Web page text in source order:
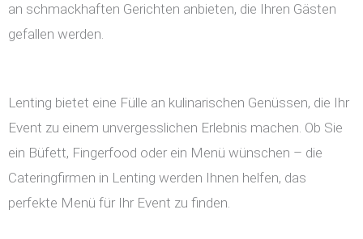
an schmackhaften Gerichten anbieten, die Ihren Gästen
gefallen werden.
Lenting bietet eine Fülle an kulinarischen Genüssen, die Ihr
Event zu einem unvergesslichen Erlebnis machen. Ob Sie
ein Büfett, Fingerfood oder ein Menü wünschen – die
Cateringfirmen in Lenting werden Ihnen helfen, das
perfekte Menü für Ihr Event zu finden.